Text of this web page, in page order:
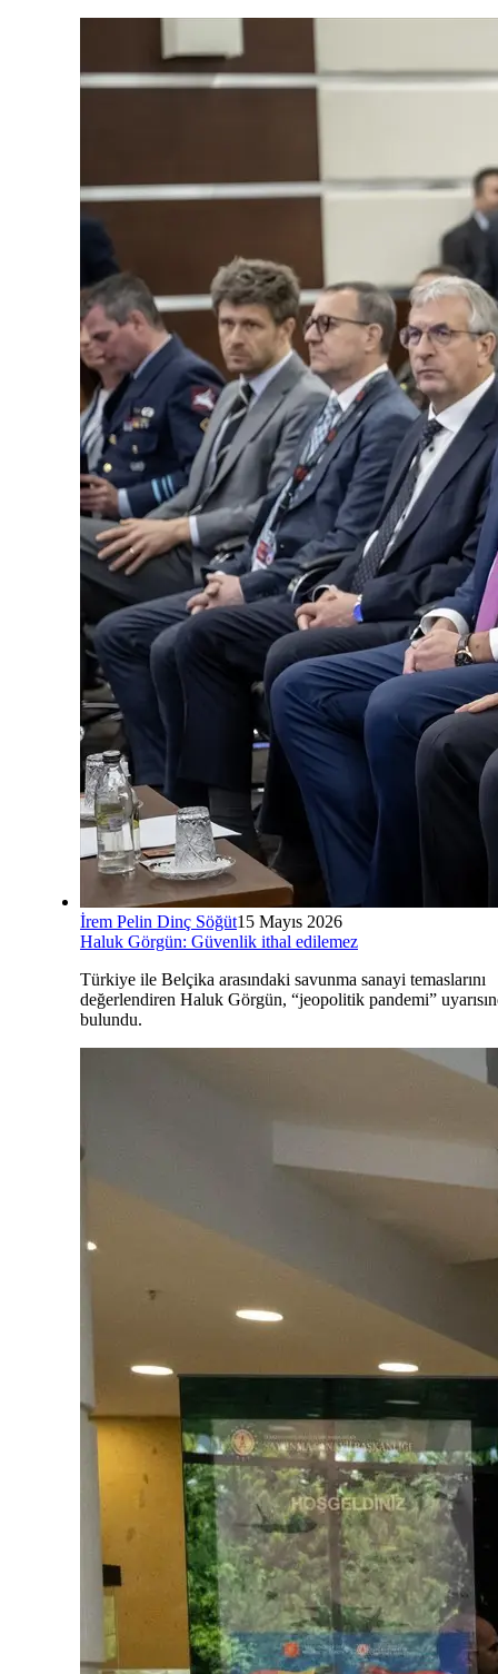
İrem Pelin Dinç Söğüt15 Mayıs 2026
Haluk Görgün: Güvenlik ithal edilemez
Türkiye ile Belçika arasındaki savunma sanayi temaslarını
değerlendiren Haluk Görgün, “jeopolitik pandemi”
bulundu.